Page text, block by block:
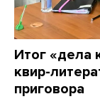
Итог «дела
квир-
приговора